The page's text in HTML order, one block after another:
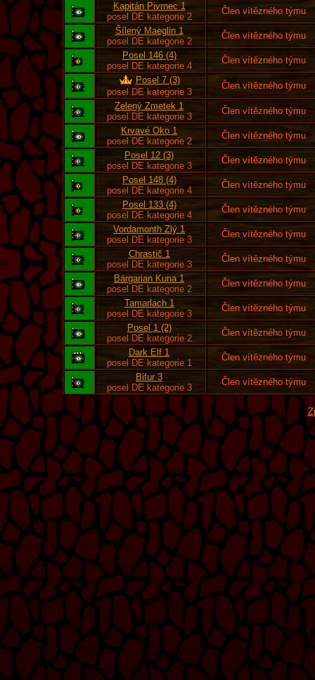
Kapitán Pivrnec 1
posel DE kategorie 2
Člen vítězného týmu
Šílený Maeglin 1
posel DE kategorie 2
Člen vítězného týmu
Posel 146 (4)
posel DE kategorie 4
Člen vítězného týmu
Posel 7 (3)
posel DE kategorie 3
Člen vítězného týmu
Zelený Zmetek 1
posel DE kategorie 3
Člen vítězného týmu
Krvavé Oko 1
posel DE kategorie 2
Člen vítězného týmu
Posel 12 (3)
posel DE kategorie 3
Člen vítězného týmu
Posel 148 (4)
posel DE kategorie 4
Člen vítězného týmu
Posel 133 (4)
posel DE kategorie 4
Člen vítězného týmu
Vordamonth Zlý 1
posel DE kategorie 3
Člen vítězného týmu
Chrastič 1
posel DE kategorie 3
Člen vítězného týmu
Bärgarian Kuna 1
posel DE kategorie 2
Člen vítězného týmu
Tamarlach 1
posel DE kategorie 3
Člen vítězného týmu
Posel 1 (2)
posel DE kategorie 2
Člen vítězného týmu
Dark Elf 1
posel DE kategorie 1
Člen vítězného týmu
Bifur 3
posel DE kategorie 3
Člen vítězného týmu